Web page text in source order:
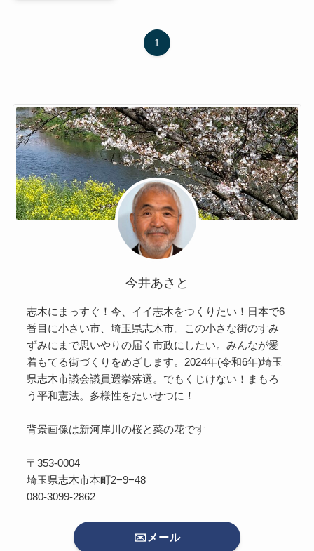
1
今井あさと
志木にまっすぐ！今、イイ志木をつくりたい！日本で6
番目に小さい市、埼玉県志木市。この小さな街のすみ
ずみにまで思いやりの届く市政にしたい。みんなが愛
着もてる街づくりをめざします。2024年(令和6年)埼玉
県志木市議会議員選挙落選。でもくじけない！まもろ
う平和憲法。多様性をたいせつに！
背景画像は新河岸川の桜と菜の花です
〒353-0004
埼玉県志木市本町2−9−48
080-3099-2862
✉️メール